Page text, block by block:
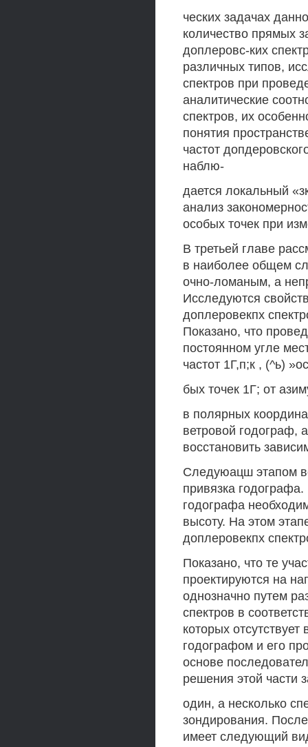
ческих задачах
количество прямых
доплеровс-ких
различных типов,
спектров при
аналитические
спектров, их
понятия
частот
наблю-
дается локальный
анализ
особых точек при
В третьей главе
в наиболее общем
очно-ломаным, а
Исследуются
доплеровекпх
Показано, что
постоянном угле
частот 1Г,п;к , (^ь)
бых точек 1Г; от
в полярных
ветровой годограф,
восстановить
Следуюацш этапом
привязка
годографа
высоту. На этом
доплеровекпх
Показано, что те
проектируются на
однозначно путем
спектров в
которых
годографом и его
основе
решения этой части
один, а несколько
зондирования.
имеет следующий